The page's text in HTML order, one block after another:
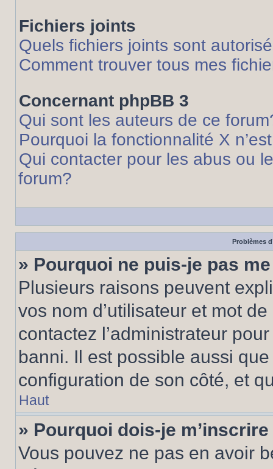
Fichiers joints
Quels fichiers joints sont
Comment trouver tous mes
Concernant phpBB 3
Qui sont les auteurs de ce
Pourquoi la fonctionnalité X
Qui contacter pour les abus ou
forum?
Problèmes
» Pourquoi ne puis-je pas
Plusieurs raisons peuvent
vos nom d’utilisateur et mot
contactez l’administrateur
banni. Il est possible aussi
configuration de son côté, et
Haut
» Pourquoi dois-je
Vous pouvez ne pas en avoir